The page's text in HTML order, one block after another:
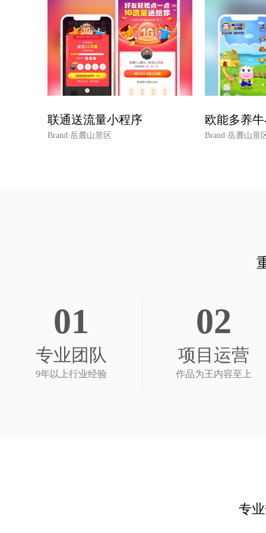
联通送流量小程序
Brand:岳麓山景区
欧能多养
Brand:岳麓山景
01
专业团队
9年以上行业经验
02
项目运营
作品为王内容至上
专